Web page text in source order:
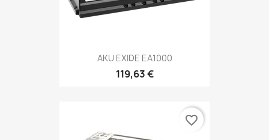
AKU EXIDE EA1000
119,63 €
favorite_border